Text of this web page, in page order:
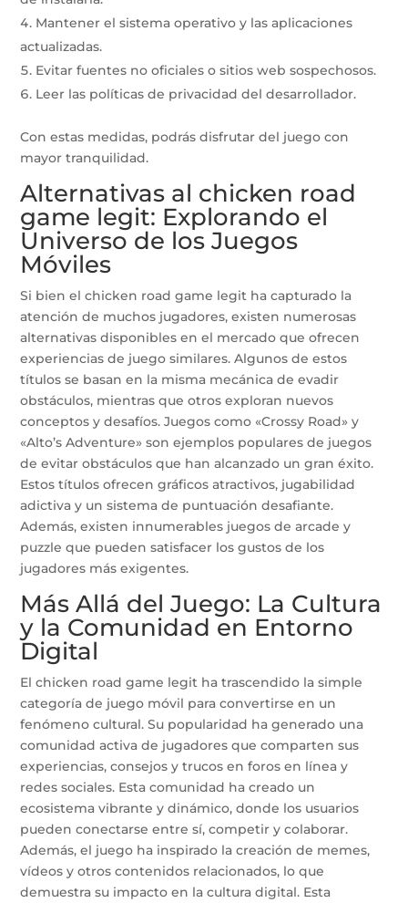
Mantener el sistema operativo y las aplicaciones
actualizadas.
Evitar fuentes no oficiales o sitios web sospechosos.
Leer las políticas de privacidad del desarrollador.
Con estas medidas, podrás disfrutar del juego con
mayor tranquilidad.
Alternativas al chicken road
game legit: Explorando el
Universo de los Juegos
Móviles
Si bien el chicken road game legit ha capturado la
atención de muchos jugadores, existen numerosas
alternativas disponibles en el mercado que ofrecen
experiencias de juego similares. Algunos de estos
títulos se basan en la misma mecánica de evadir
obstáculos, mientras que otros exploran nuevos
conceptos y desafíos. Juegos como «Crossy Road» y
«Alto’s Adventure» son ejemplos populares de juegos
de evitar obstáculos que han alcanzado un gran éxito.
Estos títulos ofrecen gráficos atractivos, jugabilidad
adictiva y un sistema de puntuación desafiante.
Además, existen innumerables juegos de arcade y
puzzle que pueden satisfacer los gustos de los
jugadores más exigentes.
Más Allá del Juego: La Cultura
y la Comunidad en Entorno
Digital
El chicken road game legit ha trascendido la simple
categoría de juego móvil para convertirse en un
fenómeno cultural. Su popularidad ha generado una
comunidad activa de jugadores que comparten sus
experiencias, consejos y trucos en foros en línea y
redes sociales. Esta comunidad ha creado un
ecosistema vibrante y dinámico, donde los usuarios
pueden conectarse entre sí, competir y colaborar.
Además, el juego ha inspirado la creación de memes,
vídeos y otros contenidos relacionados, lo que
demuestra su impacto en la cultura digital. Esta